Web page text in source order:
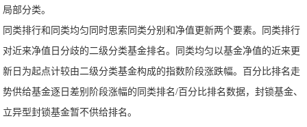
局部分类。
同类排行和同类均匀同时思索同类分别和净值更新两个要素。同类排行
对近来净值日分歧的二级分类基金排名。同类均匀以基金净值的近来更
新日为起点计较由二级分类基金构成的指数阶段涨跌幅。百分比排名走
势供给基金逐日差别阶段涨幅的同类排名/百分比排名数据，封锁基金、
立异型封锁基金暂不供给排名。